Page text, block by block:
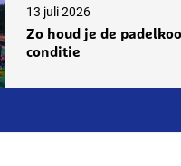
13 juli 2026
Zo houd je de
conditie